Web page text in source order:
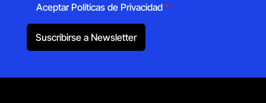
Aceptar Políticas de Privacidad *
Suscribirse a Newsletter